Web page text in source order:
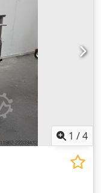
sænkestop:
Kørsel/løft-signal:
med
side
mm Blinklys:
Agxekr
Batteri: 205 Ah
265 VAC, med
1 /4